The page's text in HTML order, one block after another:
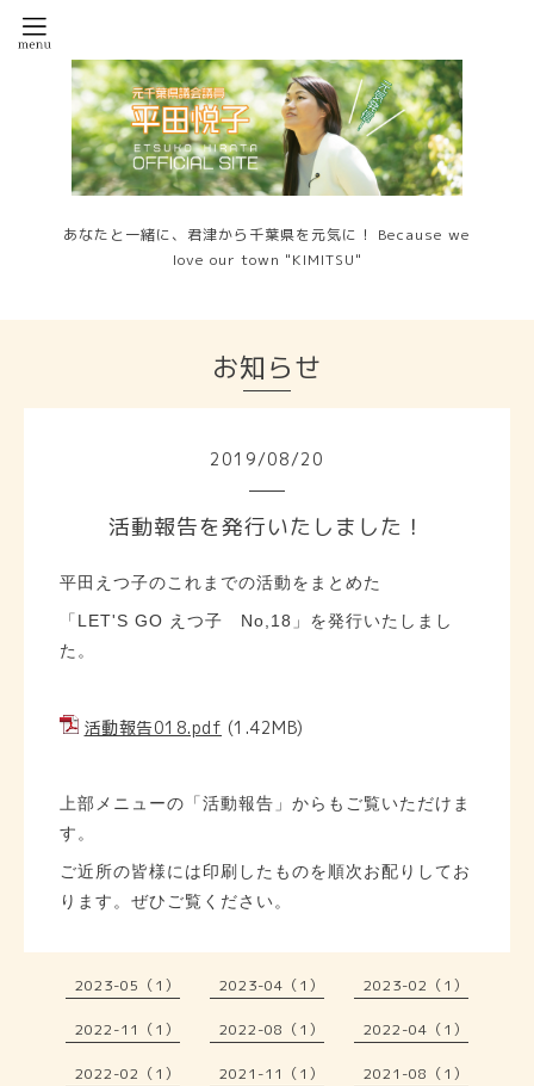
あなたと一緒に、君津から千葉県を元気に！ Because we
love our town "KIMITSU"
お知らせ
2019/08/20
活動報告を発行いたしました！
平田えつ子のこれまでの活動をまとめた
「LET'S GO えつ子 No,18」を発行いたしまし
た。
活動報告018.pdf (1.42MB)
上部メニューの「活動報告」からもご覧いただけま
す。
ご近所の皆様には印刷したものを順次お配りしてお
ります。ぜひご覧ください。
2023-05（1） 2023-04（1） 2023-02（1）
2022-11（1） 2022-08（1） 2022-04（1）
2022-02（1） 2021-11（1） 2021-08（1）